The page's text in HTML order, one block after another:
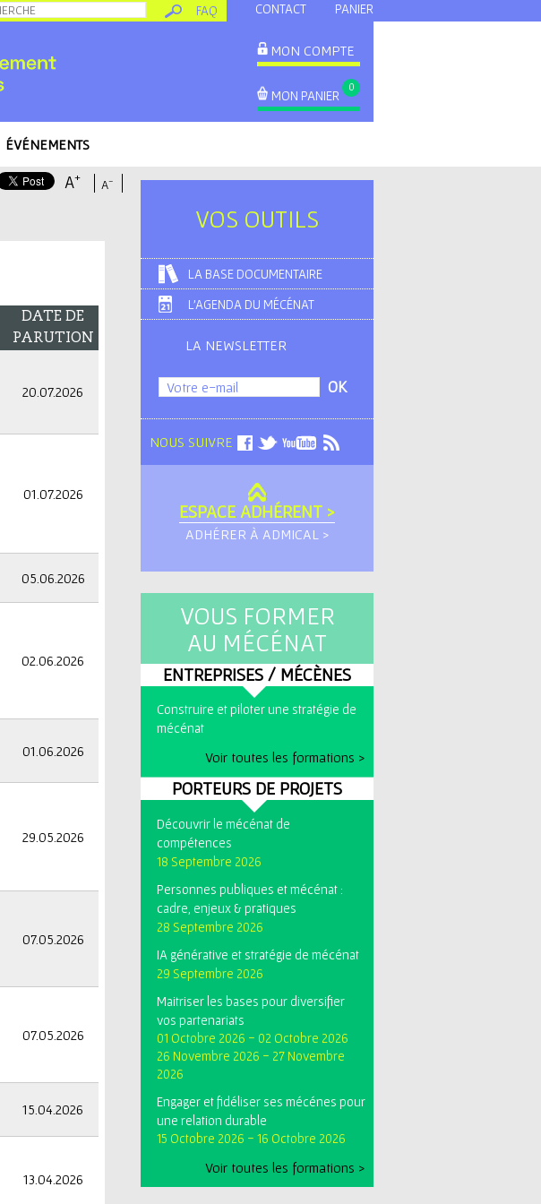
CONTACT PANIER
FAQ
MON COMPTE
MON PANIER
0
ÉVÉNEMENTS
A-
A+
DATE DE
PARUTION
20.07.2026
01.07.2026
05.06.2026
02.06.2026
01.06.2026
29.05.2026
07.05.2026
07.05.2026
15.04.2026
13.04.2026
VOS OUTILS
LA BASE DOCUMENTAIRE
L'AGENDA DU MÉCÉNAT
LA NEWSLETTER
NOUS SUIVRE
ESPACE ADHÉRENT >
ADHÉRER À ADMICAL >
VOUS FORMER
AU MÉCÉNAT
ENTREPRISES / MÉCÈNES
Construire et piloter une stratégie de
mécénat
Voir toutes les formations >
PORTEURS DE PROJETS
Découvrir le mécénat de
compétences
18 Septembre 2026
Personnes publiques et mécénat :
cadre, enjeux & pratiques
28 Septembre 2026
IA générative et stratégie de mécénat
29 Septembre 2026
Maitriser les bases pour diversifier
vos partenariats
01 Octobre 2026 - 02 Octobre 2026
26 Novembre 2026 - 27 Novembre
2026
Engager et fidéliser ses mécénes pour
une relation durable
15 Octobre 2026 - 16 Octobre 2026
Voir toutes les formations >